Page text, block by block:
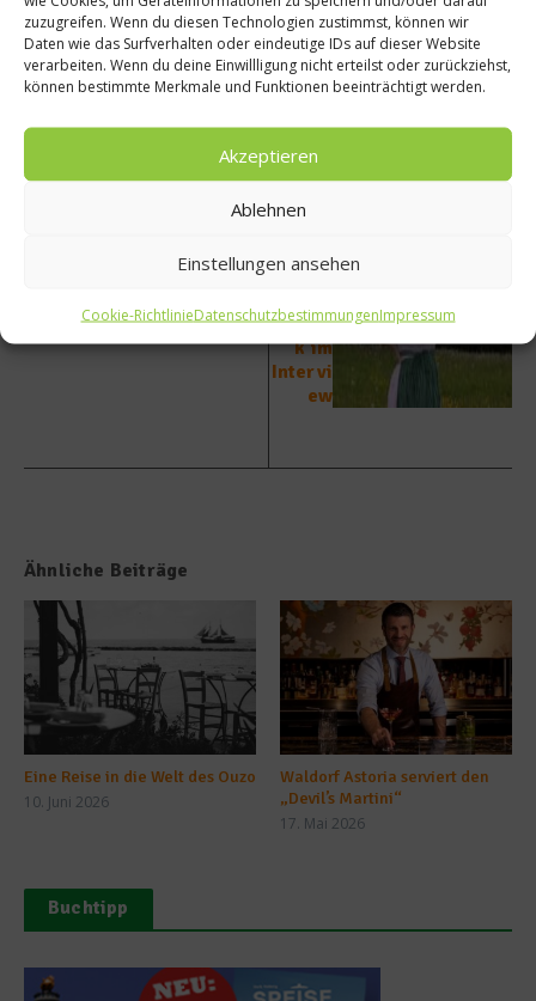
zuzugreifen. Wenn du diesen Technologien zustimmst, können wir
Daten wie das Surfverhalten oder eindeutige IDs auf dieser Website
verarbeiten. Wenn du deine Einwillligung nicht erteilst oder zurückziehst,
können bestimmte Merkmale und Funktionen beeinträchtigt werden.
Akzeptieren
Ablehnen
Einstellungen ansehen
Cookie-RichtlinieDatenschutzbestimmungenImpressum
vorheriger Beitrag
:
Lackie
rter
Schwe
Nächster Beitrag
Gäste
wollen
mehr
Qualit
Almkö
chin
Schen
k im
Intervi
ew
Ähnliche Beiträge
Eine Reise in die Welt des Ouzo
10. Juni 2026
Waldorf Astoria serviert den
„Devil’s Martini“
17. Mai 2026
Buchtipp